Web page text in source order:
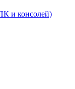
и консолей)